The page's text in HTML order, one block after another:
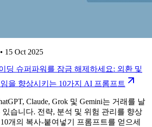
• 15 Oct 2025
딩 슈퍼파워를 잠금 해제하세요: 외환 및
을 향상시키는 10가지 AI 프롬프트
Claude, Grok 및 Gemini는 거래를 날
있습니다. 전략, 분석 및 위험 관리를 향상
개의 복사-붙여넣기 프롬프트를 얻으세